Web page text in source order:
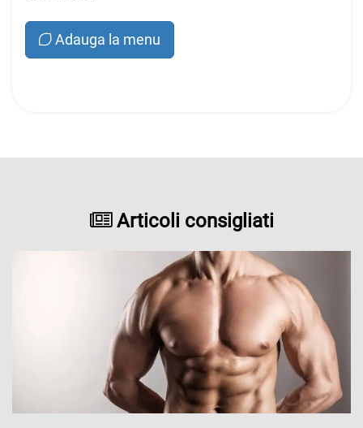
Adauga la menu
Articoli consigliati